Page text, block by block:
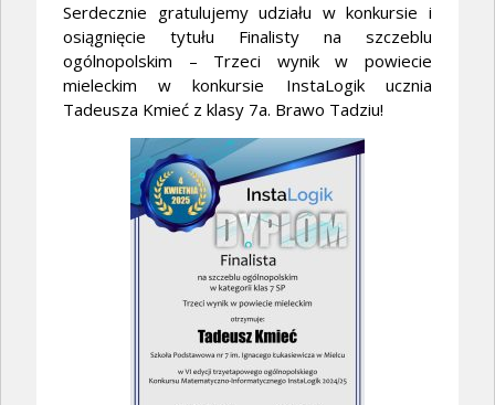
Serdecznie gratulujemy udziału w konkursie i
osiągnięcie tytułu Finalisty na szczeblu
ogólnopolskim – Trzeci wynik w powiecie
mieleckim w konkursie InstaLogik ucznia
Tadeusza Kmieć z klasy 7a. Brawo Tadziu!